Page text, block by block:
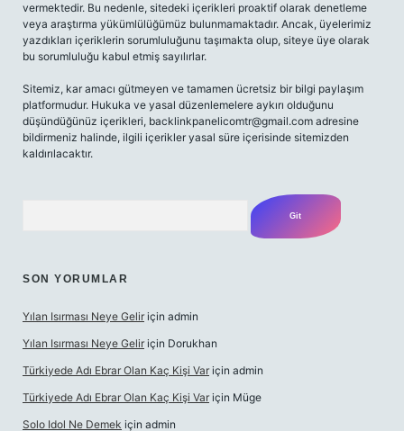
vermektedir. Bu nedenle, sitedeki içerikleri proaktif olarak denetleme
veya araştırma yükümlülüğümüz bulunmamaktadır. Ancak, üyelerimiz
yazdıkları içeriklerin sorumluluğunu taşımakta olup, siteye üye olarak
bu sorumluluğu kabul etmiş sayılırlar.
Sitemiz, kar amacı gütmeyen ve tamamen ücretsiz bir bilgi paylaşım
platformudur. Hukuka ve yasal düzenlemelere aykırı olduğunu
düşündüğünüz içerikleri, backlinkpanelicomtr@gmail.com adresine
bildirmeniz halinde, ilgili içerikler yasal süre içerisinde sitemizden
kaldırılacaktır.
SON YORUMLAR
Yılan Isırması Neye Gelir için admin
Yılan Isırması Neye Gelir için Dorukhan
Türkiyede Adı Ebrar Olan Kaç Kişi Var için admin
Türkiyede Adı Ebrar Olan Kaç Kişi Var için Müge
Solo Idol Ne Demek için admin